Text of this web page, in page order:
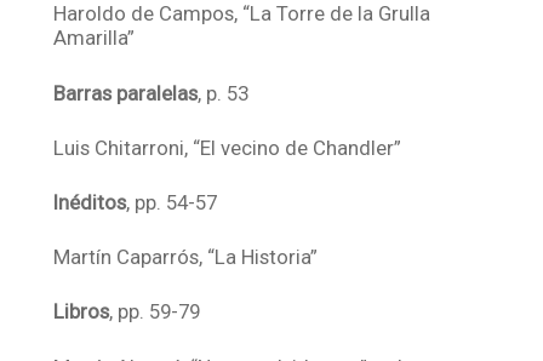
Haroldo de Campos, “La Torre de la Grulla
Amarilla”
Barras paralelas, p. 53
Luis Chitarroni, “El vecino de Chandler”
Inéditos, pp. 54-57
Martín Caparrós, “La Historia”
Libros, pp. 59-79